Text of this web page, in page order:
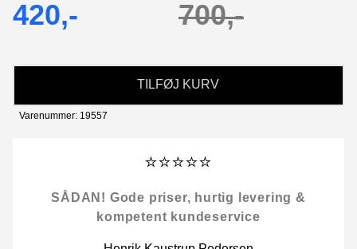
420,- 700,-
TILFØJ KURV
Varenummer: 19557
⭐⭐⭐⭐⭐
SÅDAN! Gode priser, hurtig levering &
kompetent kundeservice